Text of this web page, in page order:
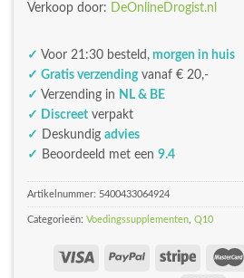
Verkoop door: DeOnlineDrogist.nl
✓ Voor 21:30 besteld, morgen in huis
✓ Gratis verzendingvanaf € 20,-
✓ Verzending in NL & BE
✓ Discreet verpakt
✓
Deskundig advies
✓ Beoordeeld met een 9.4
Artikelnummer: 5400433064924
Categorieën: Voedingssupplementen Q10